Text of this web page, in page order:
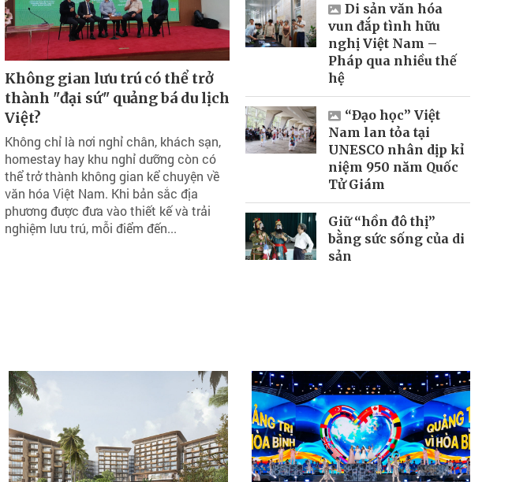
Không gian lưu trú có thể trở
thành "đại sứ" quảng bá du lịch
Việt?
Không chỉ là nơi nghỉ chân, khách sạn,
homestay hay khu nghỉ dưỡng còn có
thể trở thành không gian kể chuyện về
văn hóa Việt Nam. Khi bản sắc địa
phương được đưa vào thiết kế và trải
nghiệm lưu trú, mỗi điểm đến...
Di sản văn hóa
vun đắp tình hữu
nghị Việt Nam –
Pháp qua nhiều thế
hệ
“Đạo học” Việt
Nam lan tỏa tại
UNESCO nhân dịp kỉ
niệm 950 năm Quốc
Tử Giám
Giữ “hồn đô thị”
bằng sức sống của di
sản